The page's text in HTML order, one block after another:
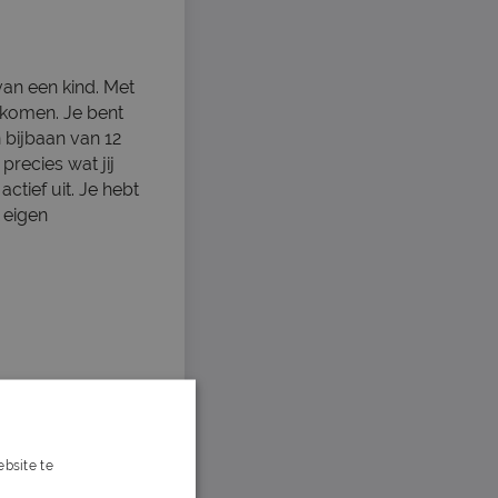
een kind. Met
Je bent
van 12
wat jij
uit. Je hebt
te